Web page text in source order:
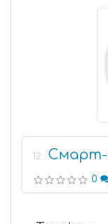
12 Смарт-
0